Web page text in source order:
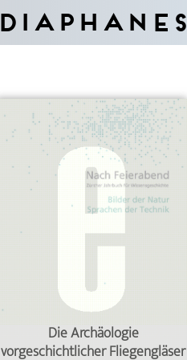
Diaphanes
Die Archäologie
vorgeschichtlicher Fliegengläser